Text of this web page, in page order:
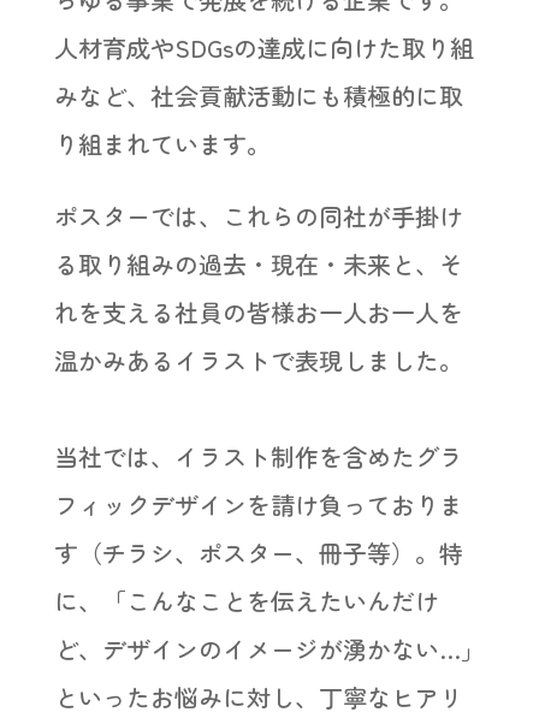
人材育成やSDGsの達成に向けた取り組
みなど、社会貢献活動にも積極的に取
り組まれています。
ポスターでは、これらの同社が手掛け
る取り組みの過去・現在・未来と、そ
れを支える社員の皆様お一人お一人を
温かみあるイラストで表現しました。
当社では、イラスト制作を含めたグラ
フィックデザインを請け負っておりま
す（チラシ、ポスター、冊子等）。特
に、「こんなことを伝えたいんだけ
ど、デザインのイメージが湧かない…」
といったお悩みに対し、丁寧なヒアリ